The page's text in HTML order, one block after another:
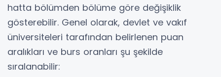
hatta bölümden bölüme göre değişiklik
gösterebilir. Genel olarak, devlet ve vakıf
üniversiteleri tarafından belirlenen puan
aralıkları ve burs oranları şu şekilde
sıralanabilir: